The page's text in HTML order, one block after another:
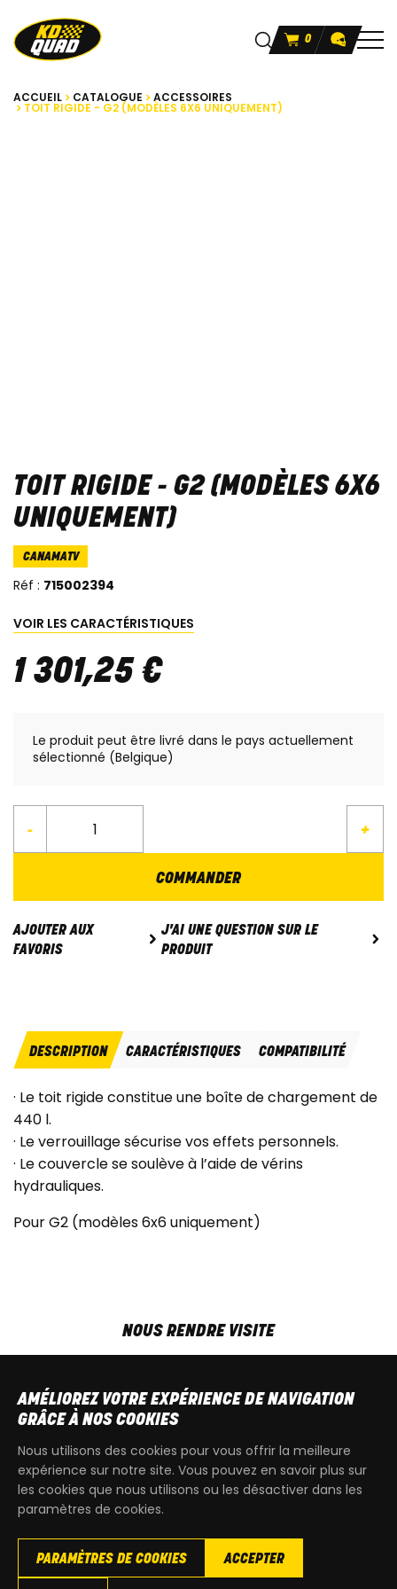
0
ACCUEIL CATALOGUE ACCESSOIRES
TOIT RIGIDE - G2 (MODÈLES 6X6 UNIQUEMENT)
TOIT RIGIDE - G2 (MODÈLES 6X6
UNIQUEMENT)
CANAMATV
Réf : 715002394
VOIR LES CARACTÉRISTIQUES
1 301,25 €
Le produit peut être livré dans le pays actuellement
sélectionné (Belgique)
- +
COMMANDER
AJOUTER AUX
FAVORIS
J'AI UNE QUESTION SUR LE
PRODUIT
DESCRIPTION CARACTÉRISTIQUES COMPATIBILITÉ
· Le toit rigide constitue une boîte de chargement de
440 l.
· Le verrouillage sécurise vos effets personnels.
· Le couvercle se soulève à l’aide de vérins
hydrauliques.
Pour G2 (modèles 6x6 uniquement)
NOUS RENDRE VISITE
SAM9h00 - 13h30
T+32 64 700 970
AMÉLIOREZ VOTRE EXPÉRIENCE DE NAVIGATION
GRÂCE À NOS COOKIES
Nous utilisons des cookies pour vous offrir la meilleure
expérience sur notre site. Vous pouvez en savoir plus sur
les cookies que nous utilisons ou les désactiver dans les
paramètres de cookies.
PARAMÈTRES DE COOKIES ACCEPTER